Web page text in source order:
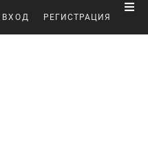
ВХОД РЕГИСТРАЦИЯ